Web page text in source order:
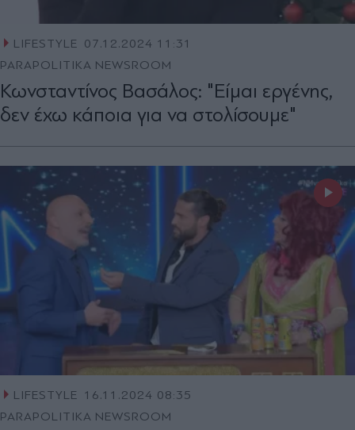
LIFESTYLE 07.12.2024 11:31
PARAPOLITIKA NEWSROOM
Κωνσταντίνος Βασάλος: "Είμαι εργένης,
δεν έχω κάποια για να στολίσουμε"
LIFESTYLE 16.11.2024 08:35
PARAPOLITIKA NEWSROOM